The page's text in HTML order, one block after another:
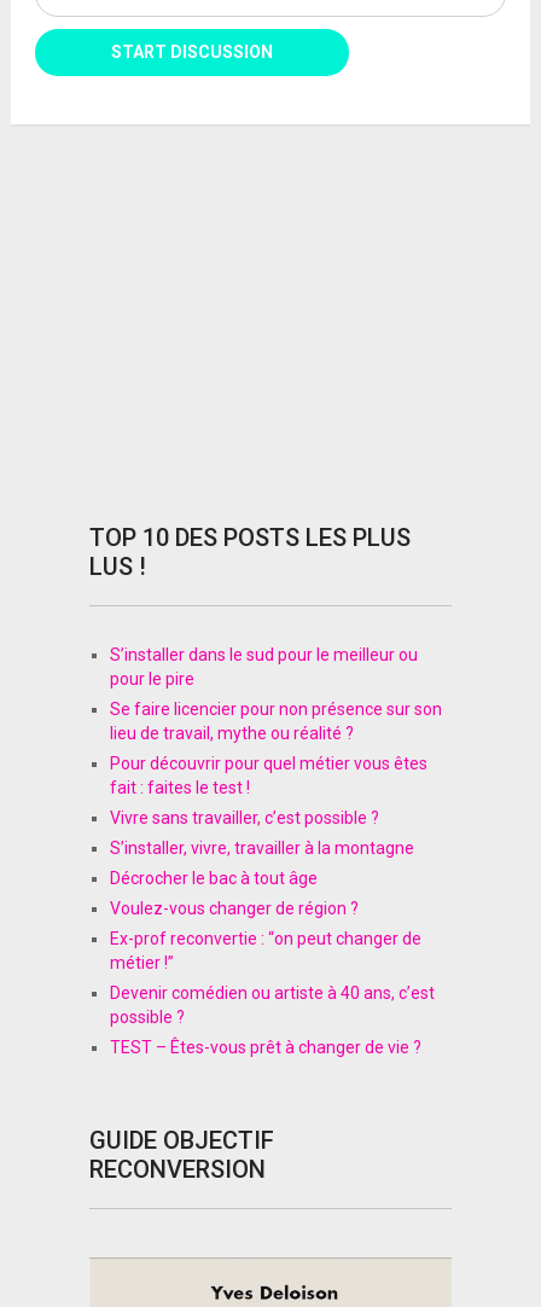
TOP 10 DES POSTS LES PLUS
LUS !
S’installer dans le sud pour le meilleur ou
pour le pire
Se faire licencier pour non présence sur son
lieu de travail, mythe ou réalité ?
Pour découvrir pour quel métier vous êtes
fait : faites le test !
Vivre sans travailler, c’est possible ?
S’installer, vivre, travailler à la montagne
Décrocher le bac à tout âge
Voulez-vous changer de région ?
Ex-prof reconvertie : “on peut changer de
métier !”
Devenir comédien ou artiste à 40 ans, c’est
possible ?
TEST – Êtes-vous prêt à changer de vie ?
GUIDE OBJECTIF
RECONVERSION